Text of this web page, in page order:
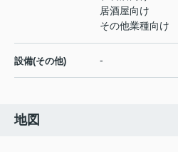
居酒屋向け
その他業種向け
設備(その他) -
地図